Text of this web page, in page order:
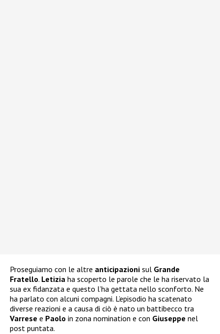
Proseguiamo con le altre anticipazioni sul Grande
Fratello. Letizia ha scoperto le parole che le ha riservato la
sua ex fidanzata e questo l’ha gettata nello sconforto. Ne
ha parlato con alcuni compagni. L’episodio ha scatenato
diverse reazioni e a causa di ciò è nato un battibecco tra
Varrese e Paolo in zona nomination e con Giuseppe nel
post puntata.